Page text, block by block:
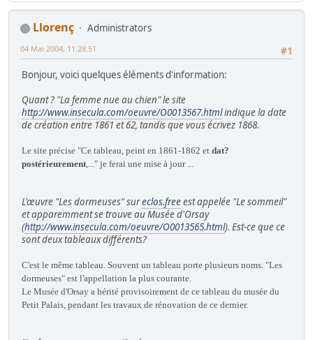
Llorenç
Administrators
#1
04 Mai 2004, 11:28:51
Bonjour, voici quelques éléments d'information:
Quant ? "La femme nue au chien" le site
http://www.insecula.com/oeuvre/O0013567.htmlindique la date
de création entre 1861 et 62, tandis que vous écrivez 1868.
Le site précise "Ce tableau, peint en 1861-1862 et dat?
postérieurement,..." je ferai une mise à jour ...
L'œuvre "Les dormeuses" sureclos.freeest appelée "Le sommeil"
et apparemment se trouve au Musée d'Orsay
(http://www.insecula.com/oeuvre/O0013565.html). Est-ce que ce
sont deux tableaux différents?
C'est le même tableau. Souvent un tableau porte plusieurs noms. "Les
dormeuses" est l'appellation la plus courante.
Le Musée d'Orsay a hérité provisoirement de ce tableau du musée du
Petit Palais, pendant les travaux de rénovation de ce dernier.